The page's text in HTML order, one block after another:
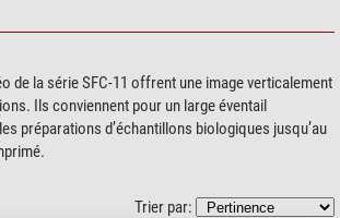
de la série SFC-11 offrent une image verticalement
Ils conviennent pour un large éventail
préparations d’échantillons biologiques jusqu’au
Trier par: